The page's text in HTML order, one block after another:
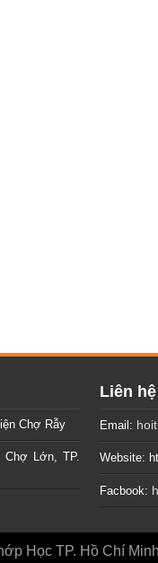
Chợ Rẫy
Chợ Lớn, TP.
Liên hệ
Email:
Website:
Facbook:
Học TP. Hồ Chí